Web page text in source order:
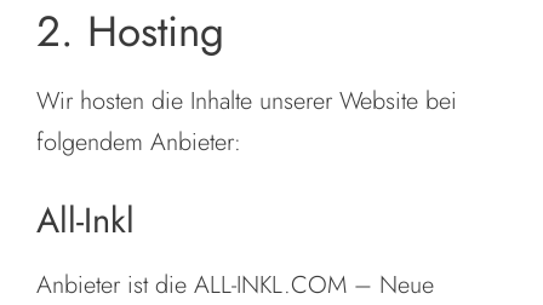
2. Hosting
Wir hosten die Inhalte unserer Website bei
folgendem Anbieter:
All-Inkl
Anbieter ist die ALL-INKL.COM – Neue